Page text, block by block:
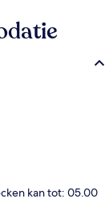
kan tot: 05.00